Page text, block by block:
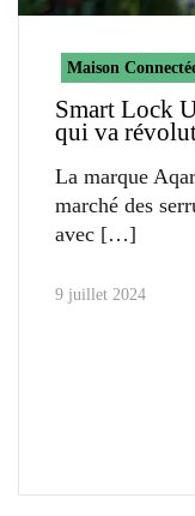
Maison
Smart Lock
qui va
La marque
marché des
avec
9 juillet 2024